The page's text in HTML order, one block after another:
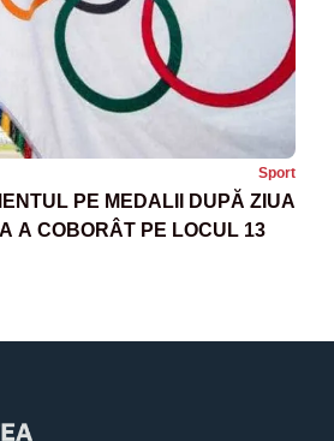
Sport
PE MEDALII DUPĂ ZIUA
A COBORÂT PE LOCUL 13